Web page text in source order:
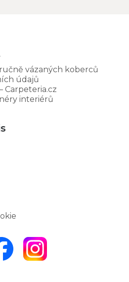
vázaných koberců
údajů
Carpeteria.cz
interiérů